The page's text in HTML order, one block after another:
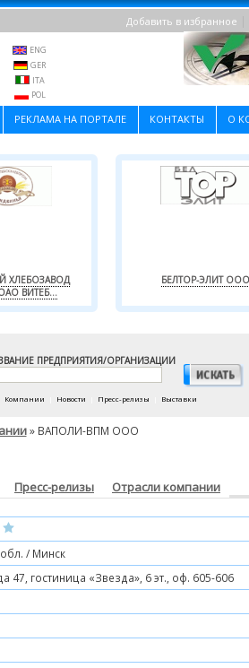
Добавить в избранное
ENG
GER
ITA
POL
РЕКЛАМА НА ПОРТАЛЕ КОНТАКТЫ О
ХЛЕБОЗАВОД
ВИТЕБ...
БЕЛТОР-ЭЛИТ ООО
ПРЕДПРИЯТИЯ/ОРГАНИЗАЦИИ
Компании Новости Пресс-релизы Выставки
» ВАПОЛИ-ВПМ ООО
Пресс-релизы Отрасли компании
/ Минск
47, гостиница «Звезда», 6 эт., оф. 605-606